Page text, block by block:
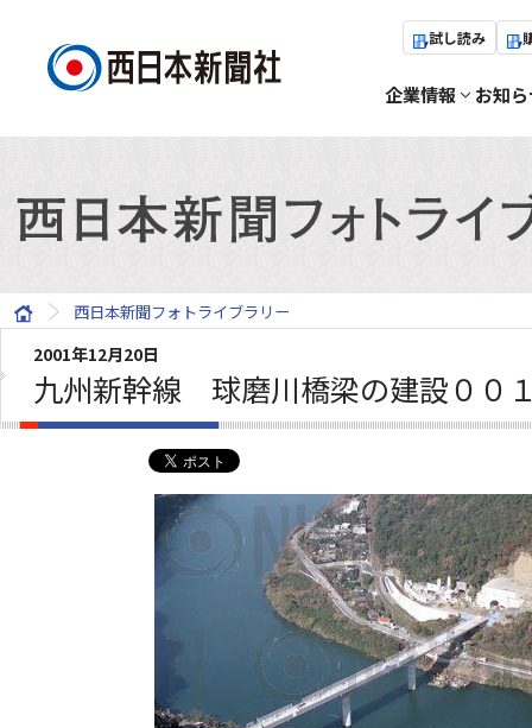
試し読み
企業情報 お知
西日本新聞フォトライブラリー
2001年12月20日
九州新幹線 球磨川橋梁の建設００